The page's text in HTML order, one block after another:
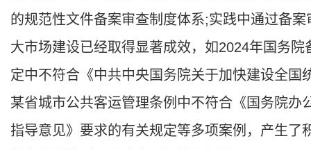
的规范性文件备案审查制度体系;实践中通过备
大市场建设已经取得显著成效，如2024年国务
定中不符合《中共中央国务院关于加快建设全
某省城市公共客运管理条例中不符合《国务院
指导意见》要求的有关规定等多项案例，产生了